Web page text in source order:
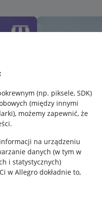
(np. piksele, SDK)
(między innymi
, możemy zapewnić, że
na urządzeniu
danych (w tym w
i statystycznych)
w Allegro dokładnie to,